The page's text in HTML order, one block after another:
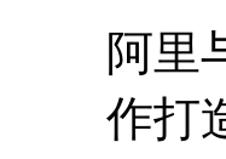
阿里
作打